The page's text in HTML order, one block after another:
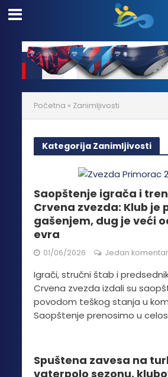
Početna » Zanimljivosti
Kategorija Zanimljivosti
Saopštenje igrača i
Crvena zvezda: Klub je
gašenjem, dug je veći
evra
01/06/2026 Jedan komentar
Igrači, stručni štab i
Crvena zvezda izdali su
povodom teškog stanja u
Saopštenje prenosimo u
Spuštena zavesa na
vaterpolo sezonu,